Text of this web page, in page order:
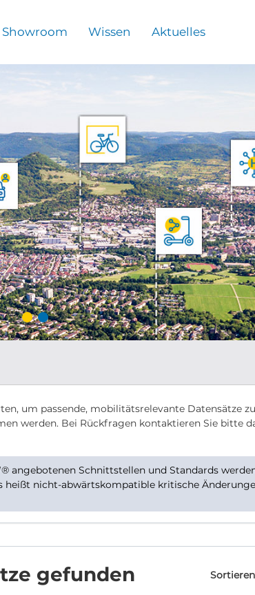
Showroom Wissen Aktuelles
um passende, mobilitätsrelevante Datensätze
werden. Bei Rückfragen kontaktieren Sie bitte
angebotenen Schnittstellen und Standards
heißt nicht-abwärtskompatible kritische
gefunden